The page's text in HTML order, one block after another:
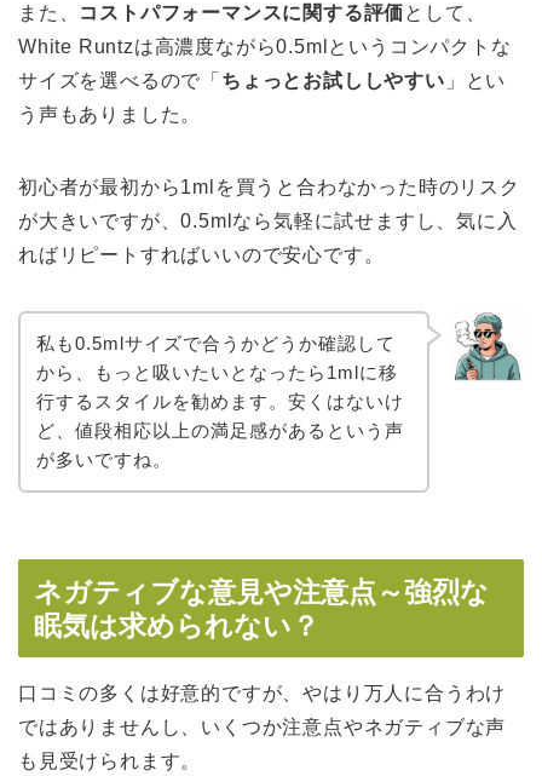
また、 コストパフォーマンスに関する評価として、
White Runtzは高濃度ながら0.5mlというコンパクトな
サイズを選べるので「 ちょっとお試ししやすい 」とい
う声もありました。
初心者が最初から1mlを買うと合わなかった時のリスク
が大きいですが、0.5mlなら気軽に試せますし、気に入
ればリピートすればいいので安心です。
私も0.5mlサイズで合うかどうか確認して
から、もっと吸いたいとなったら1mlに移
行するスタイルを勧めます。安くはないけ
ど、値段相応以上の満足感があるという声
が多いですね。
ネガティブな意見や注意点～強烈な
眠気は求められない？
口コミの多くは好意的ですが、やはり万人に合うわけ
ではありませんし、いくつか注意点やネガティブな声
も見受けられます。